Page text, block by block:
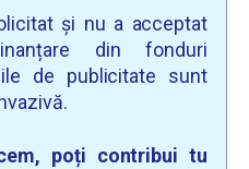
și nu a acceptat
din fonduri
de publicitate sunt
poți contribui tu